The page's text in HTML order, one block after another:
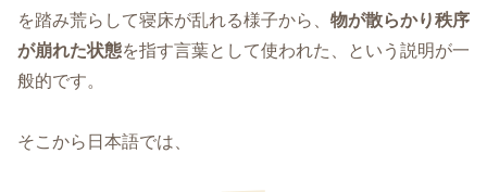
を踏み荒らして寝床が乱れる様子から、 物が散らかり秩序
が崩れた状態を指す言葉として使われた、という説明が一
般的です。
そこから日本語では、